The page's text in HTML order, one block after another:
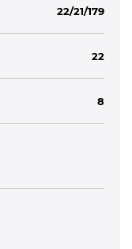
22/21/179
22
8